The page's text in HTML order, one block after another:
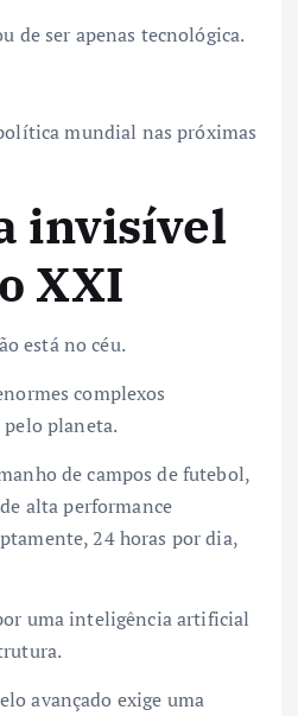
de ser apenas tecnológica.
mundial nas próximas
invisível
XXI
está no céu.
complexos
planeta.
de campos de futebol,
alta performance
24 horas por dia,
uma inteligência artificial
avançado exige uma